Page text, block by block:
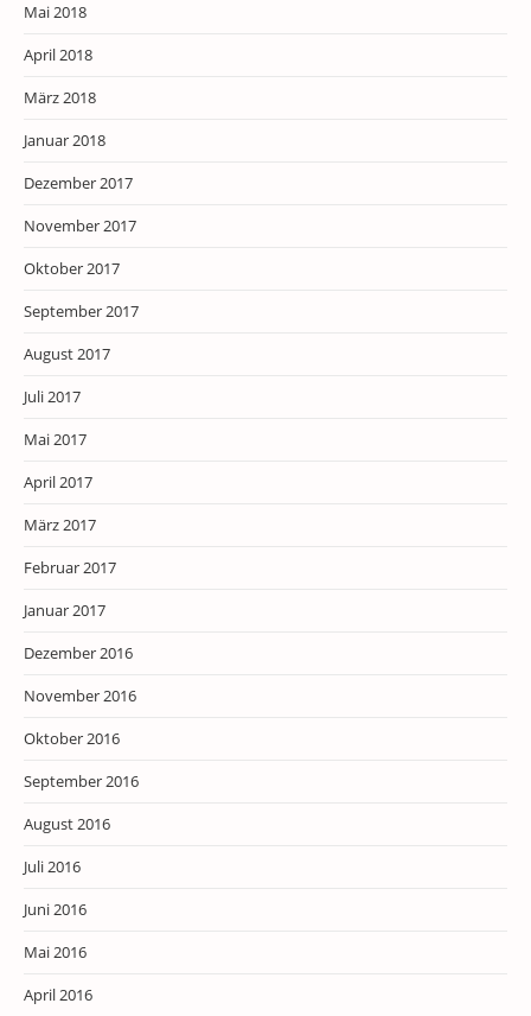
Mai 2018
April 2018
März 2018
Januar 2018
Dezember 2017
November 2017
Oktober 2017
September 2017
August 2017
Juli 2017
Mai 2017
April 2017
März 2017
Februar 2017
Januar 2017
Dezember 2016
November 2016
Oktober 2016
September 2016
August 2016
Juli 2016
Juni 2016
Mai 2016
April 2016